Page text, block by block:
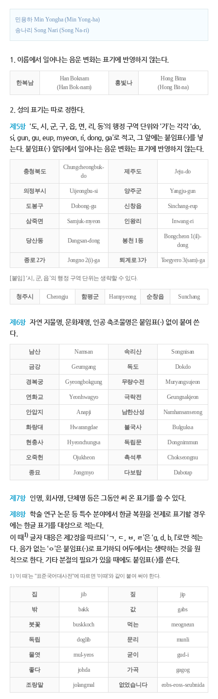
민용하 Min Yongha (Min Yong-ha)
송나리 Song Nari (Song Na-ri)
1. 이름에서 일어나는 음운 변화는 표기에 반영하지 않는다.
한복남
Han Boknam
(Han Bok-nam)
홍빛나
Hong Bitna
(Hong Bit-na)
2. 성의 표기는 따로 정한다.
제5항 ‘도, 시, 군, 구, 읍, 면, 리, 동’의 행정 구역 단위와 ‘가’는 각각 ‘do,
si, gun, gu, eup, myeon, ri, dong, ga’로 적고, 그 앞에는 붙임표(-)를 넣
는다. 붙임표(-) 앞뒤에서 일어나는 음운 변화는 표기에 반영하지 않는다.
충청북도
Chungcheongbuk-
do
제주도 Jeju-do
의정부시 Uijeongbu-si 양주군 Yangju-gun
도봉구 Dobong-gu 신창읍 Sinchang-eup
삼죽면 Samjuk-myeon 인왕리 Inwang-ri
당산동 Dangsan-dong 봉천 1동
Bongcheon 1(il)-
dong
종로 2가 Jongno 2(i)-ga 퇴계로 3가 Toegyero 3(sam)-ga
[붙임] ‘시, 군, 읍’의 행정 구역 단위는 생략할 수 있다.
청주시 Cheongju 함평군 Hampyeong 순창읍 Sunchang
제6항 자연 지물명, 문화재명, 인공 축조물명은 붙임표(-) 없이 붙여 쓴
다.
남산 Namsan 속리산 Songnisan
금강 Geumgang 독도 Dokdo
경복궁 Gyeongbokgung 무량수전 Muryangsujeon
연화교 Yeonhwagyo 극락전 Geungnakjeon
안압지 Anapji 남한산성 Namhansanseong
화랑대 Hwarangdae 불국사 Bulguksa
현충사 Hyeonchungsa 독립문 Dongnimmun
오죽헌 Ojukheon 촉석루 Chokseongnu
종묘 Jongmyo 다보탑 Dabotap
제7항 인명, 회사명, 단체명 등은 그동안 써 온 표기를 쓸 수 있다.
제8항 학술 연구 논문 등 특수 분야에서 한글 복원을 전제로 표기할 경우
에는 한글 표기를 대상으로 적는다.
이 때1)글자 대응은 제2장을 따르되 ‘ㄱ, ㄷ, ㅂ, ㄹ’은 ‘g, d, b, l’로만 적는
다. 음가 없는 ‘ㅇ’은 붙임표(-)로 표기하되 어두에서는 생략하는 것을 원
칙으로 한다. 기타 분절의 필요가 있을 때에도 붙임표(-)를 쓴다.
1) '이 때'는 "표준국어대사전"에 따르면 '이때'와 같이 붙여 써야 한다.
집 jib 짚 jip
밖 bakk 값 gabs
붓꽃 buskkoch 먹는 meogneun
독립 doglib 문리 munli
물엿 mul-yeos 굳이 gud-i
좋다 johda 가곡 gagog
조랑말 jolangmal 없었습니다 eobs-eoss-seubnida